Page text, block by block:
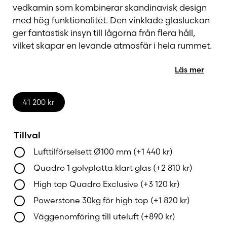
41 200 kr
vedkamin som kombinerar skandinavisk design
med hög funktionalitet. Den vinklade glasluckan
ger fantastisk insyn till lågorna från flera håll,
vilket skapar en levande atmosfär i hela rummet.
för ett modernt och sofistikerat uttryck – perfekt
blickfång.
fristående eller mot en vägg, och finns med två
olika underdelar för att passa just din
inredningsstil. Som tillval finns överdelar för
värmelagring med PowerStone™ eller för att
dölja skorstenen på ett snyggt sätt. Kaminen kan
även anslutas till extern tilluft – en fördel i
energieffektiva, täta hus. En specialdesignad
Läs mer
Tillval
Lufttilförselsett Ø100 mm (+1 440 kr)
Quadro 1 golvplatta klart glas (+2 810 kr)
High top Quadro Exclusive (+3 120 kr)
Powerstone 30kg för high top (+1 820 kr)
Väggenomföring till uteluft (+890 kr)